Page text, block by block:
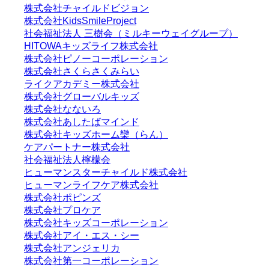
株式会社チャイルドビジョン
株式会社KidsSmileProject
社会福祉法人 三樹会（ミルキーウェイグループ）
HITOWAキッズライフ株式会社
株式会社ピノーコーポレーション
株式会社さくらさくみらい
ライクアカデミー株式会社
株式会社グローバルキッズ
株式会社なないろ
株式会社あしたばマインド
株式会社キッズホーム欒（らん）
ケアパートナー株式会社
社会福祉法人檸檬会
ヒューマンスターチャイルド株式会社
ヒューマンライフケア株式会社
株式会社ポピンズ
株式会社プロケア
株式会社キッズコーポレーション
株式会社アイ・エス・シー
株式会社アンジェリカ
株式会社第一コーポレーション